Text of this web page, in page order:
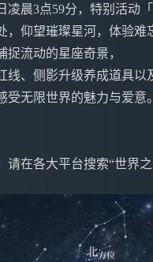
凌晨3点59分，特别活动
仰望璀璨星河，体验难
流动的星座奇景，
线、侧影升级养成道具以
无限世界的魅力与爱意。
在各大平台搜索“世界之